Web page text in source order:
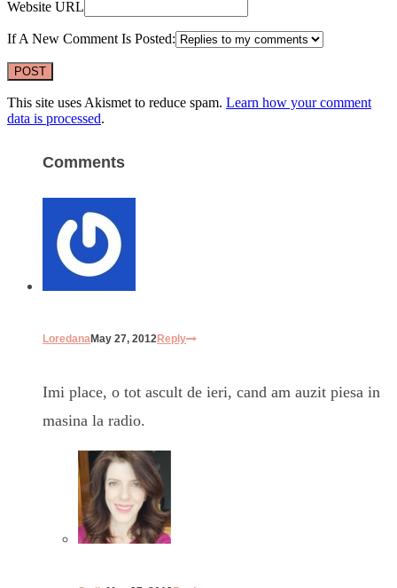
Website URL
If A New Comment Is Posted:
This site uses Akismet to reduce spam. Learn how your comment
data is processed.
Comments
LoredanaMay 27, 2012Reply
Imi place, o tot ascult de ieri, cand am auzit piesa in
masina la radio.